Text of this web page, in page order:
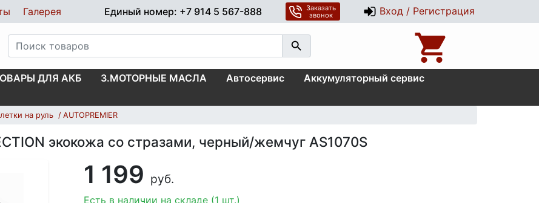
Галерея Единый номер: +7 914 5 567-888
Заказать
звонок
Вход / Регистрация
ДЛЯ АКБ 3.МОТОРНЫЕ МАСЛА Автосервис
Аккумуляторный сервис
на руль AUTOPREMIER
экокожа со стразами, черный/жемчуг AS1070S
1 199 руб.
Есть в наличии на складе (1 шт.)